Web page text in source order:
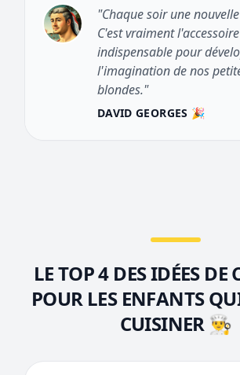
"Chaque soir une
C'est vraiment l'accessoire
indispensable pour
l'imagination de nos
blondes."
DAVID GEORGES 🎉
LE TOP 4 DES IDÉES DE
POUR LES ENFANTS
CUISINER 👨‍🍳